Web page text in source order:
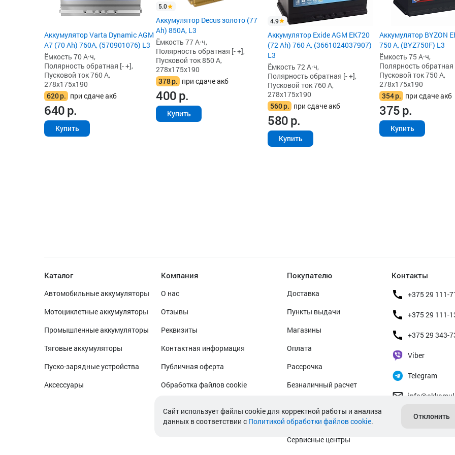
Аккумулятор Varta Dynamic AGM
A7 (70 Ah) 760A, (570901076) L3
Ёмкость 70 А·ч,
Полярность обратная [- +],
Пусковой ток 760 А,
278x175x190
620р. при сдаче акб
640р.
Купить
5.0
Аккумулятор Decus золото (77
Ah) 850А, L3
Ёмкость 77 А·ч,
Полярность обратная [- +],
Пусковой ток 850 А,
278x175x190
378р. при сдаче акб
400р.
Купить
4.9
Аккумулятор Exide AGM EK720
(72 Ah) 760 А, (3661024037907)
L3
Ёмкость 72 А·ч,
Полярность обратная [- +],
Пусковой ток 760 А,
278x175x190
560р. при сдаче акб
580р.
Купить
Аккумулятор BYZON
750 А, (BYZ750F) L3
Ёмкость 75 А·ч,
Полярность обратная
Пусковой ток 750 А,
278x175x190
354р. при сдаче акб
375р.
Купить
Каталог
Автомобильные аккумуляторы
Мотоциклетные аккумуляторы
Промышленные аккумуляторы
Тяговые аккумуляторы
Пуско-зарядные устройства
Аксессуары
Компания
О нас
Отзывы
Реквизиты
Контактная информация
Публичная оферта
Обработка файлов cookie
Покупателю
Доставка
Пункты выдачи
Магазины
Оплата
Рассрочка
Безналичный расчет
Гарантийное обслуживание
Сервисные центры
Контакты
+375 29 111-
+375 29 111-
+375 29 343-
Viber
Telegram
Cайт использует файлы cookie для корректной работы и анализа
данных в соответствии с Политикой обработки файлов cookie.
Отклонить